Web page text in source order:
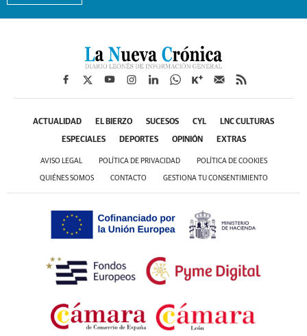
ACTUALIDAD EL BIERZO SUCESOS CYL LNC CULTURAS
ESPECIALES DEPORTES OPINIÓN EXTRAS
AVISO LEGAL POLÍTICA DE PRIVACIDAD POLÍTICA DE COOKIES
QUIÉNES SOMOS CONTACTO GESTIONA TU CONSENTIMIENTO